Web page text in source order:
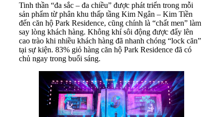
Tinh thần “đa sắc – đa chiều” được phát triển trong mỗi
sản phẩm từ phân khu thấp tầng Kim Ngân – Kim Tiền
đến căn hộ Park Residence, cũng chính là “chất men” làm
say lòng khách hàng. Không khí sôi động được đẩy lên
cao trào khi nhiều khách hàng đã nhanh chóng “lock căn”
tại sự kiện. 83% giỏ hàng căn hộ Park Residence đã có
chủ ngay trong buổi sáng.